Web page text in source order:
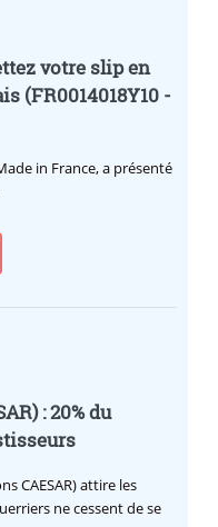
votre slip en
(FR0014018Y10 -
in France, a présenté
: 20% du
CAESAR) attire les
ne cessent de se